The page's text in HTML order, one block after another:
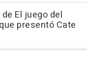
El juego del
presentó Cate